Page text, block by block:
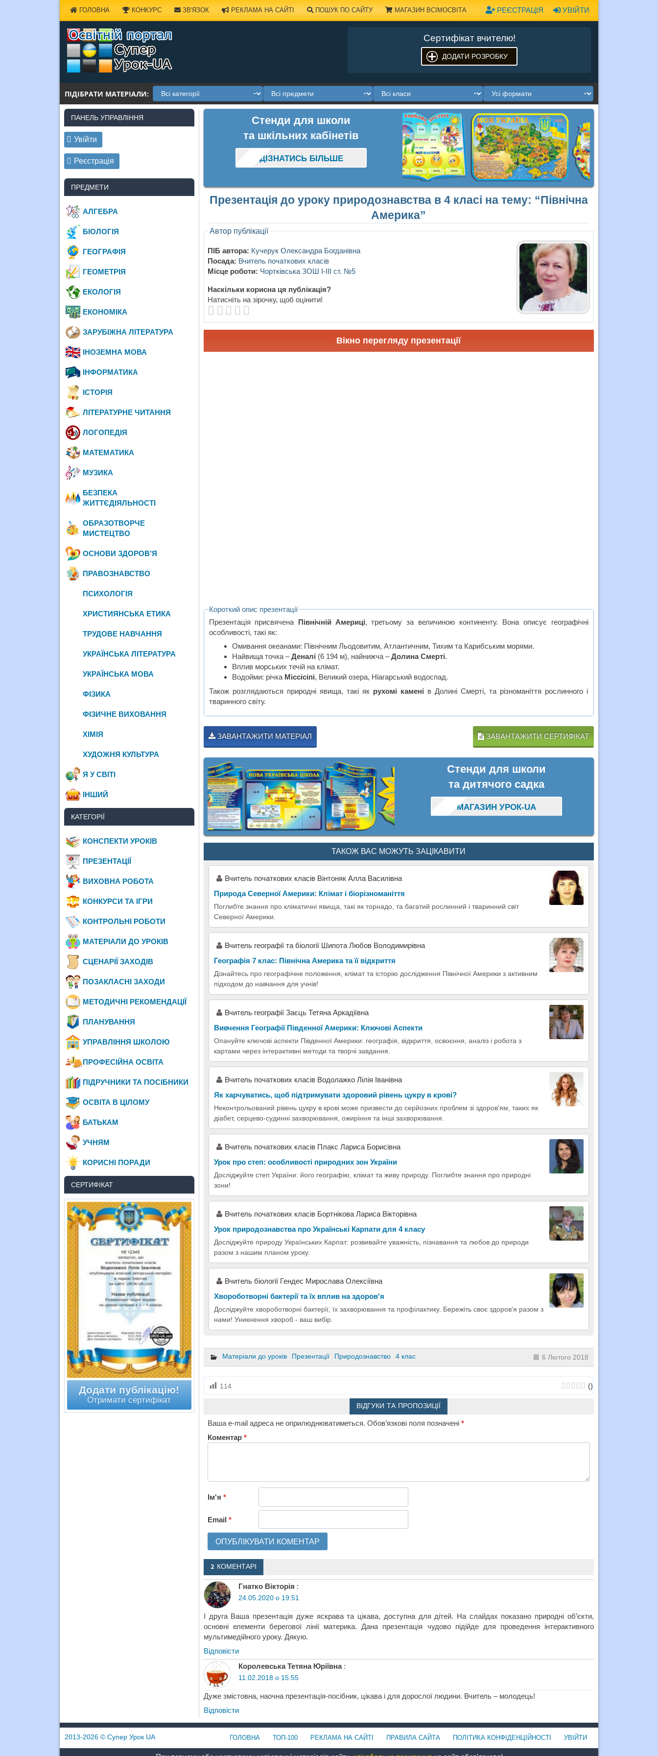
УВІЙТИ
РЕЄСТРАЦІЯ
ГОЛОВНА КОНКУРС ЗВ'ЯЗОК РЕКЛАМА НА САЙТІ ПОШУК ПО САЙТУ МАГАЗИН ВСІМОСВІТА
Сертифікат вчителю!
ДОДАТИ РОЗРОБКУ
ПІДІБРАТИ МАТЕРІАЛИ:
Стенди для школи
та шкільних кабінетів
ДІЗНАТИСЬ БІЛЬШЕ
Презентація до уроку природознавства в 4 класі на тему: “Північна
Америка”
Автор публікації
ПІБ автора: Кучерук Олександра Богданівна
Посада: Вчитель початкових класів
Місце роботи: Чортківська ЗОШ І-ІІІ ст. №5
Наскільки корисна ця публікація?
Натисніть на зірочку, щоб оцінити!
Вікно перегляду презентації
Короткий опис презентації
Презентація присвячена Північній Америці, третьому за величиною континенту. Вона описує географічні
особливості, такі як:
Омивання океанами: Північним Льодовитим, Атлантичним, Тихим та Карибським морями.
Найвища точка –Деналі (6 194 м), найнижча –Долина Смерті.
Вплив морських течій на клімат.
Водойми: річка Міссісіпі, Великий озера, Ніагарський водоспад.
Також розглядаються природні явища, такі як рухомі камені в Долині Смерті, та різноманіття рослинного і
тваринного світу.
ЗАВАНТАЖИТИ МАТЕРІАЛ ЗАВАНТАЖИТИ СЕРТИФІКАТ
Стенди для школи
та дитячого садка
МАГАЗИН УРОК-UA
ТАКОЖ ВАС МОЖУТЬ ЗАЦІКАВИТИ
Вчитель початкових класів Вінтоняк Алла Василівна
Природа Северної Америки: Клімат і біорізноманіття
Поглибте знання про кліматичні явища, такі як торнадо, та багатий рослинний і тваринний світ
Северної Америки.
Вчитель географії та біології Шипота Любов Володимирівна
Географія 7 клас: Північна Америка та її відкриття
Дізнайтесь про географічне положення, клімат та історію дослідження Північної Америки з активним
підходом до навчання для учнів!
Вчитель географії Заєць Тетяна Аркадіївна
Вивчення Географії Південної Америки: Ключові Аспекти
Опануйте ключові аспекти Південної Америки: географія, відкриття, освоєння, аналіз і робота з
картами через інтерактивні методи та творчі завдання.
Вчитель початкових класів Водолажко Лілія Іванівна
Як харчуватись, щоб підтримувати здоровий рівень цукру в крові?
Неконтрольований рівень цукру в крові може призвести до серйозних проблем зі здоров'ям, таких як
діабет, серцево-судинні захворювання, ожиріння та інші захворювання.
Вчитель початкових класів Плакс Лариса Борисівна
Урок про степ: особливості природних зон України
Досліджуйте степ України: його географію, клімат та живу природу. Поглибте знання про природні
зони!
Вчитель початкових класів Бортнікова Лариса Вікторівна
Урок природознавства про Українські Карпати для 4 класу
Досліджуйте природу Українських Карпат: розвивайте уважність, пізнавання та любов до природи
разом з нашим планом уроку.
Вчитель біології Гендес Мирослава Олексіївна
Хвороботворні бактерії та їх вплив на здоров'я
Досліджуйте хвороботворні бактерії, їх захворювання та профілактику. Бережіть своє здоров'я разом з
нами! Уникнення хвороб - ваш вибір.
Матеріали до уроків Презентації Природознавство 4 клас 6 Лютого 2018
114 ()
ВІДГУКИ ТА ПРОПОЗИЦІЇ
Ваша e-mail адреса не оприлюднюватиметься. Обов’язкові поля позначені *
Коментар *
Ім'я *
Email *
2 КОМЕНТАРІ
Гнатко Вікторія :
24.05.2020 о 19:51
І друга Ваша презентація дуже яскрава та цікава, доступна для дітей. На слайдах показано природні об’єкти,
основні елементи берегової лінії материка. Дана презентація чудово підійде для проведення інтерактивного
мультимедійного уроку. Дякую.
Відповіcти
Королевська Тетяна Юріївна :
11.02.2018 о 15:55
Дуже змістовна, наочна презентація-посібник, цікава і для дорослої людини. Вчитель – молодець!
Відповіcти
ПАНЕЛЬ УПРАВЛІННЯ
Увійти
Реєстрація
ПРЕДМЕТИ
АЛГЕБРА
БІОЛОГІЯ
ГЕОГРАФІЯ
ГЕОМЕТРІЯ
ЕКОЛОГІЯ
ЕКОНОМІКА
ЗАРУБІЖНА ЛІТЕРАТУРА
ІНОЗЕМНА МОВА
ІНФОРМАТИКА
ІСТОРІЯ
ЛІТЕРАТУРНЕ ЧИТАННЯ
ЛОГОПЕДІЯ
МАТЕМАТИКА
МУЗИКА
БЕЗПЕКА
ЖИТТЄДІЯЛЬНОСТІ
ОБРАЗОТВОРЧЕ
МИСТЕЦТВО
ОСНОВИ ЗДОРОВ’Я
ПРАВОЗНАВСТВО
ПСИХОЛОГІЯ
ХРИСТИЯНСЬКА ЕТИКА
ТРУДОВЕ НАВЧАННЯ
УКРАЇНСЬКА ЛІТЕРАТУРА
УКРАЇНСЬКА МОВА
ФІЗИКА
ФІЗИЧНЕ ВИХОВАННЯ
ХІМІЯ
ХУДОЖНЯ КУЛЬТУРА
Я У СВІТІ
ІНШИЙ
КАТЕГОРІЇ
КОНСПЕКТИ УРОКІВ
ПРЕЗЕНТАЦІЇ
ВИХОВНА РОБОТА
КОНКУРСИ ТА ІГРИ
КОНТРОЛЬНІ РОБОТИ
МАТЕРІАЛИ ДО УРОКІВ
СЦЕНАРІЇ ЗАХОДІВ
ПОЗАКЛАСНІ ЗАХОДИ
МЕТОДИЧНІ РЕКОМЕНДАЦІЇ
ПЛАНУВАННЯ
УПРАВЛІННЯ ШКОЛОЮ
ПРОФЕСІЙНА ОСВІТА
ПІДРУЧНИКИ ТА ПОСІБНИКИ
ОСВІТА В ЦІЛОМУ
БАТЬКАМ
УЧНЯМ
КОРИСНІ ПОРАДИ
СЕРТИФІКАТ
Додати публікацію!
Отримати сертифікат
2013-2026© Супер Урок UA ГОЛОВНА ТОП-100 РЕКЛАМА НА САЙТІ ПРАВИЛА САЙТА ПОЛІТИКА КОНФІДЕНЦІЙНОСТІ УВІЙТИ